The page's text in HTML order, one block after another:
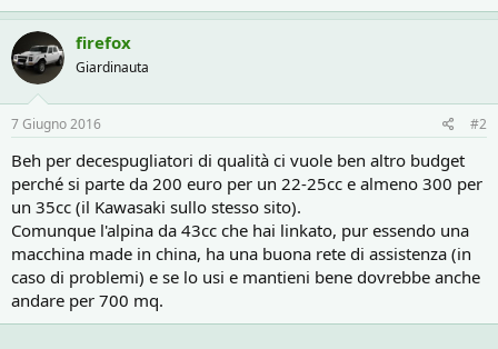
firefox
Giardinauta
7 Giugno 2016 #2
Beh per decespugliatori di qualità ci vuole ben altro budget
perché si parte da 200 euro per un 22-25cc e almeno 300 per
un 35cc (il Kawasaki sullo stesso sito).
Comunque l'alpina da 43cc che hai linkato, pur essendo una
macchina made in china, ha una buona rete di assistenza (in
caso di problemi) e se lo usi e mantieni bene dovrebbe anche
andare per 700 mq.